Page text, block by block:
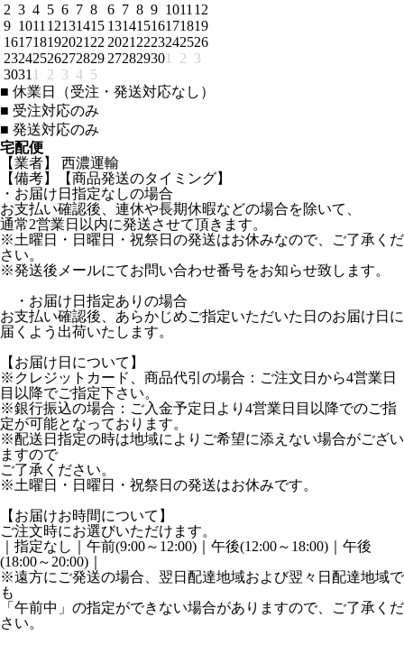
2 3 4 5 6 7 8
9 1011 12131415
161718192021 22
23242526272829
3031 1 2 3 4 5
6 7 8 9 1011 12
13141516171819
2021 2223242526
272829301 2 3
■ 休業日（受注・発送対応なし）
■ 受注対応のみ
■ 発送対応のみ
宅配便
【業者】 西濃運輸
【備考】【商品発送のタイミング】
・お届け日指定なしの場合
お支払い確認後、連休や長期休暇などの場合を除いて、
通常2営業日以内に発送させて頂きます。
※土曜日・日曜日・祝祭日の発送はお休みなので、ご了承くだ
さい。
※発送後メールにてお問い合わせ番号をお知らせ致します。
・お届け日指定ありの場合
お支払い確認後、あらかじめご指定いただいた日のお届け日に
届くよう出荷いたします。
【お届け日について】
※クレジットカード、商品代引の場合：ご注文日から4営業日
目以降でご指定下さい。
※銀行振込の場合：ご入金予定日より4営業日目以降でのご指
定が可能となっております。
※配送日指定の時は地域によりご希望に添えない場合がござい
ますので
ご了承ください。
※土曜日・日曜日・祝祭日の発送はお休みです。
【お届けお時間について】
ご注文時にお選びいただけます。
｜指定なし｜午前(9:00～12:00)｜午後(12:00～18:00)｜午後
(18:00～20:00)｜
※遠方にご発送の場合、翌日配達地域および翌々日配達地域で
も
「午前中」の指定ができない場合がありますので、ご了承くだ
さい。